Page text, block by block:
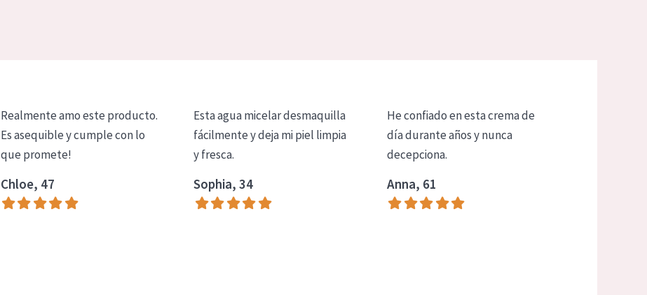
Realmente amo este producto.
Es asequible y cumple con lo
que promete!
Chloe, 47
Esta agua micelar desmaquilla
fácilmente y deja mi piel limpia
y fresca.
Sophia, 34
He confiado en esta crema de
día durante años y nunca
decepciona.
Anna, 61